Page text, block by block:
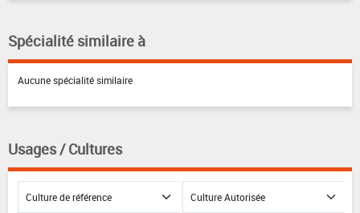
Spécialité similaire à
Aucune spécialité similaire
Usages / Cultures